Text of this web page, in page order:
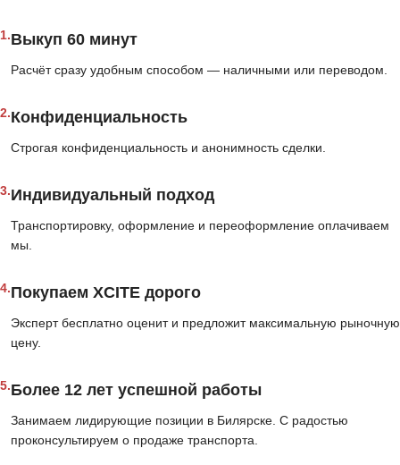
1.Выкуп 60 минут
Расчёт сразу удобным способом — наличными или переводом.
2.Конфиденциальность
Строгая конфиденциальность и анонимность сделки.
3.Индивидуальный подход
Транспортировку, оформление и переоформление оплачиваем
мы.
4.Покупаем XCITE дорого
Эксперт бесплатно оценит и предложит максимальную рыночную
цену.
5.Более 12 лет успешной работы
Занимаем лидирующие позиции в Билярске. С радостью
проконсультируем о продаже транспорта.